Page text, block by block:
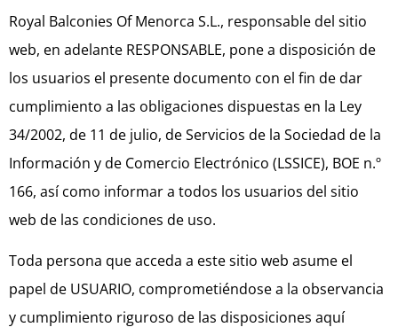
Royal Balconies Of Menorca S.L., responsable del sitio
web, en adelante RESPONSABLE, pone a disposición de
los usuarios el presente documento con el fin de dar
cumplimiento a las obligaciones dispuestas en la Ley
34/2002, de 11 de julio, de Servicios de la Sociedad de la
Información y de Comercio Electrónico (LSSICE), BOE n.º
166, así como informar a todos los usuarios del sitio
web de las condiciones de uso.
Toda persona que acceda a este sitio web asume el
papel de USUARIO, comprometiéndose a la observancia
y cumplimiento riguroso de las disposiciones aquí